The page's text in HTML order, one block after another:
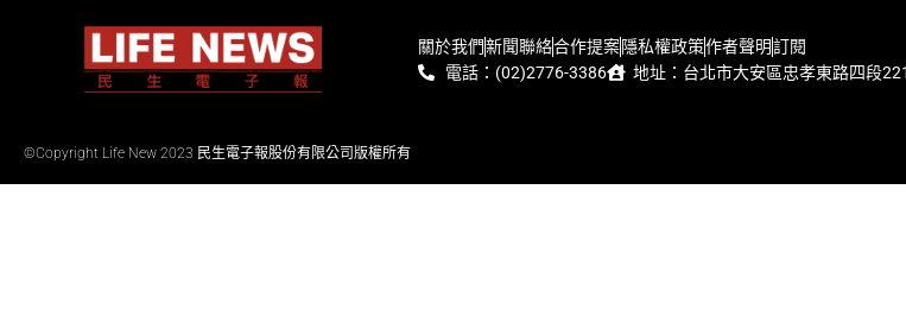
關於我們新聞聯絡合作提案隱私權政策作者聲明訂閱
電話：(02)2776-3386
地址：台北市大安區忠孝東路四段
©Copyright Life New 2023 民生電子報股份有限公司版權所有